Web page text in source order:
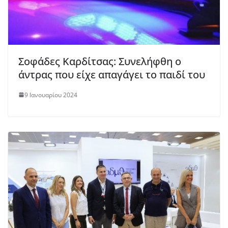
Σοφάδες Καρδίτσας: Συνελήφθη ο
άντρας που είχε απαγάγει το παιδί του
9 Ιανουαρίου 2024